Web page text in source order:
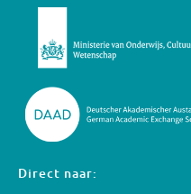
Direct naar: